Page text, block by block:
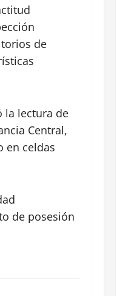
de
la lectura de
Central,
en celdas
de posesión